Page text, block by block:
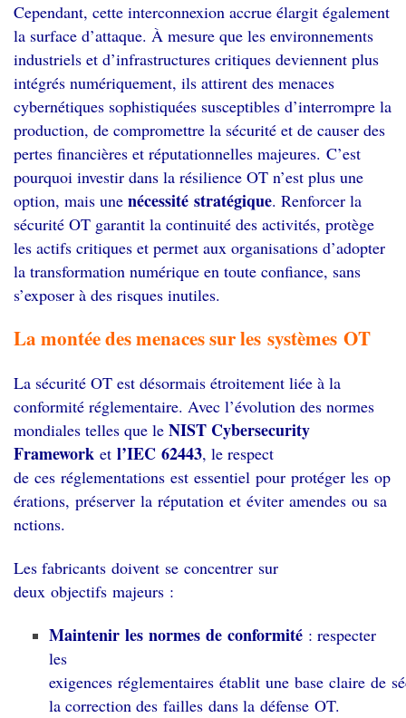
Cependant, cette interconnexion accrue élargit également
la surface d’attaque. À mesure que les environnements
industriels et d’infrastructures critiques deviennent plus
intégrés numériquement, ils attirent des menaces
cybernétiques sophistiquées susceptibles d’interrompre la
production, de compromettre la sécurité et de causer des
pertes financières et réputationnelles majeures. C’est
pourquoi investir dans la résilience OT n’est plus une
option, mais une nécessité stratégique. Renforcer la
sécurité OT garantit la continuité des activités, protège
les actifs critiques et permet aux organisations d’adopter
la transformation numérique en toute confiance, sans
s’exposer à des risques inutiles.
La montée des menaces sur les systèmes OT
La sécurité OT est désormais étroitement liée à la
conformité réglementaire. Avec l’évolution des normes
mondiales telles que le NIST Cybersecurity
Framework et l’IEC 62443, le respect
de ces réglementations est essentiel pour protéger les op
érations, préserver la réputation et éviter amendes ou sa
nctions.
Les fabricants doivent se concentrer sur
deux objectifs majeurs :
Maintenir les normes de conformité : respecter
les
exigences réglementaires établit une base claire de
la correction des failles dans la défense OT.